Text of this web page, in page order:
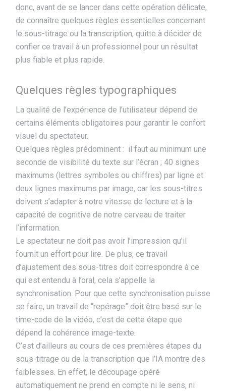
donc, avant de se lancer dans cette opération délicate,
de connaître quelques règles essentielles concernant
le sous-titrage ou la transcription, quitte à décider de
confier ce travail à un professionnel pour un résultat
plus fiable et plus rapide.
Quelques règles typographiques
La qualité de l’expérience de l’utilisateur dépend de
certains éléments obligatoires pour garantir le confort
visuel du spectateur.
Quelques règles prédominent : il faut au minimum une
seconde de visibilité du texte sur l’écran ; 40 signes
maximums (lettres symboles ou chiffres) par ligne et
deux lignes maximums par image, car les sous-titres
doivent s’adapter à notre vitesse de lecture et à la
capacité de cognitive de notre cerveau de traiter
l’information.
Le spectateur ne doit pas avoir l’impression qu’il
fournit un effort pour lire. De plus, ce travail
d’ajustement des sous-titres doit correspondre à ce
qui est entendu à l’oral, cela s’appelle la
synchronisation. Pour que cette synchronisation puisse
se faire, un travail de “repérage” doit être basé sur le
time-code de la vidéo, c’est de cette étape que
dépend la cohérence image-texte.
C’est d’ailleurs au cours de ces premières étapes du
sous-titrage ou de la transcription que l’IA montre des
faiblesses. En effet, le découpage opéré
automatiquement ne prend en compte ni le sens, ni